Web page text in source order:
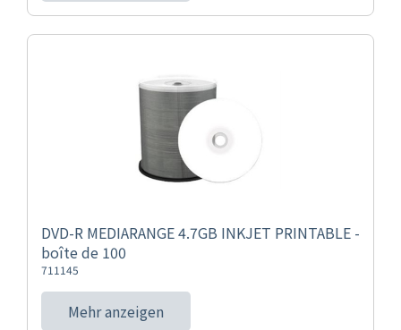
DVD-R MEDIARANGE 4.7GB INKJET PRINTABLE -
boîte de 100
711145
Mehr anzeigen